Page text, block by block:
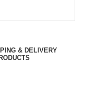
& DELIVERY